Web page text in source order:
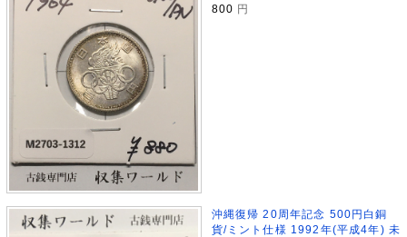
800 円
沖縄復帰 20周年記念 500円白銅
貨/ミント仕様 1992年(平成4年) 未